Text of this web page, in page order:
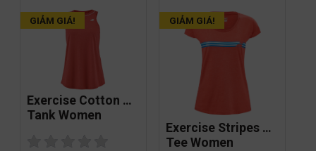
GIẢM GIÁ!
Exercise Cotton
Tank Women
GIẢM GIÁ!
Exercise Stripes
Tee Women